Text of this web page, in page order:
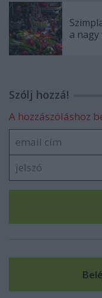
a
Szólj hozzá!
A hozzászóláshoz